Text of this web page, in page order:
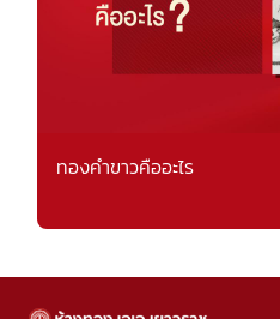
ทองคำขาวคืออะไร